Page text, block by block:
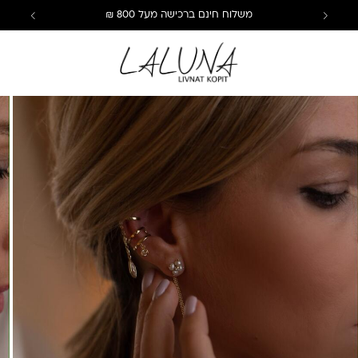
משלוח חינם ברכישה מעל 800 ₪